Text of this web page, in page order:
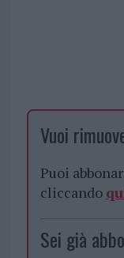
Vuoi
Puoi
cliccando
Sei già